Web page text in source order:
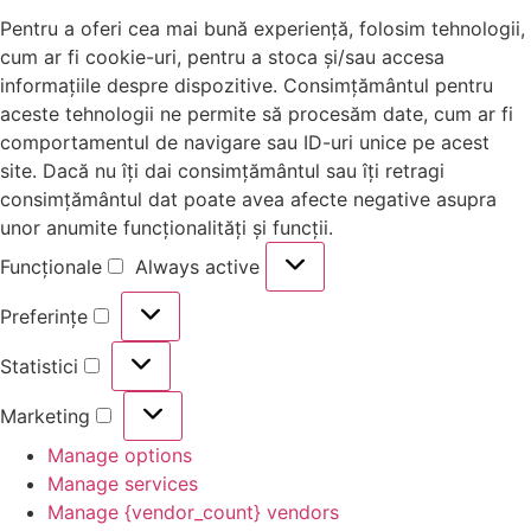
Pentru a oferi cea mai bună experiență, folosim tehnologii,
cum ar fi cookie-uri, pentru a stoca și/sau accesa
informațiile despre dispozitive. Consimțământul pentru
aceste tehnologii ne permite să procesăm date, cum ar fi
comportamentul de navigare sau ID-uri unice pe acest
site. Dacă nu îți dai consimțământul sau îți retragi
consimțământul dat poate avea afecte negative asupra
unor anumite funcționalități și funcții.
Funcționale
Always active
Preferințe
Statistici
Marketing
Manage options
Manage services
Manage {vendor_count} vendors